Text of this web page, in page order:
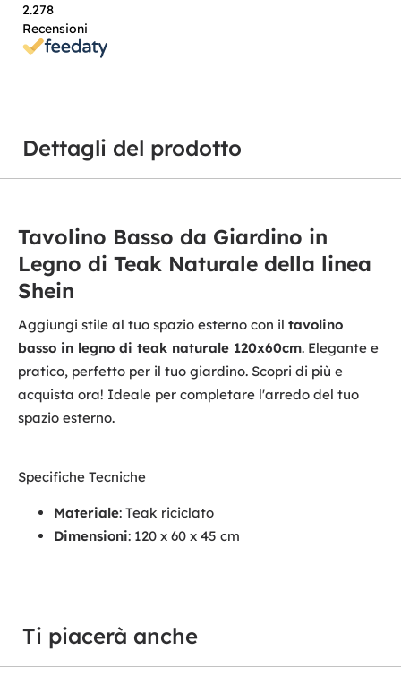
2.278
Recensioni
Dettagli del prodotto
Tavolino Basso da Giardino in
Legno di Teak Naturale della linea
Shein
Aggiungi stile al tuo spazio esterno con il tavolino
basso in legno di teak naturale 120x60cm. Elegante e
pratico, perfetto per il tuo giardino. Scopri di più e
acquista ora! Ideale per completare l'arredo del tuo
spazio esterno.
Specifiche Tecniche
Materiale: Teak riciclato
Dimensioni: 120 x 60 x 45 cm
Ti piacerà anche